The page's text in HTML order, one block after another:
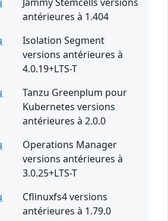
antérieures à 1.404
Isolation Segment
versions antérieures à
4.0.19+LTS-T
Tanzu Greenplum pour
Kubernetes versions
antérieures à 2.0.0
Operations Manager
versions antérieures à
3.0.25+LTS-T
Cflinuxfs4 versions
antérieures à 1.79.0